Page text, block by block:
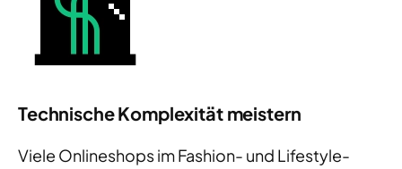
Technische Komplexität meistern
Viele Onlineshops im Fashion- und Lifestyle-